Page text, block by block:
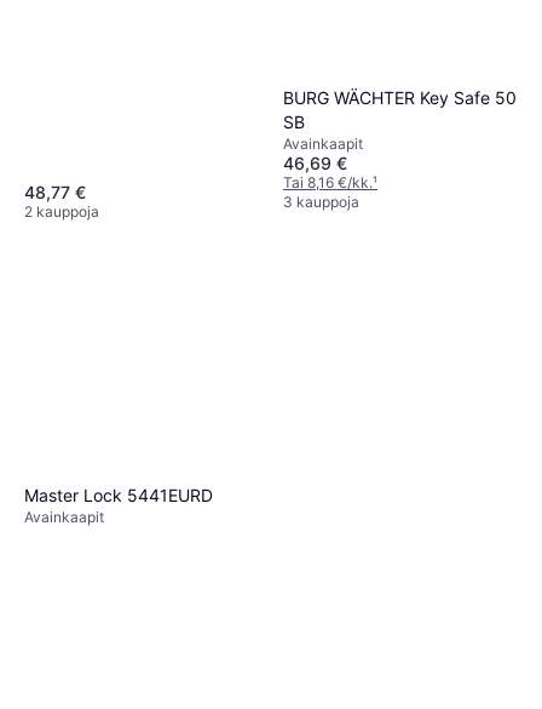
48,77 €
2 kauppoja
BURG WÄCHTER Key Safe 50
SB
Avainkaapit
46,69 €
Tai 8,16 €/kk.¹
3 kauppoja
Master Lock 5441EURD
Avainkaapit